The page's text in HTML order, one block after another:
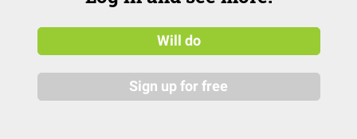
Will do
Sign up for free